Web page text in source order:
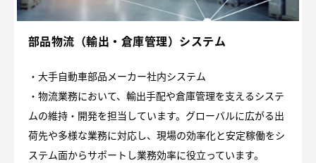
部品物流（輸出・倉庫管理）システム
・大手自動車部品メーカー社内システム
・物流業務において、輸出手配や倉庫管理を支えるシステ
ムの維持・開発を担当しています。グローバルに広がる出
荷先や多様な業務に対応し、現場の効率化と安定稼働をシ
ステム面からサポートし業務効率に役立っています。